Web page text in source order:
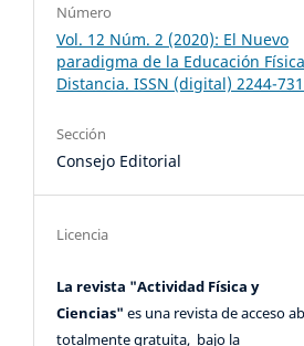
Número
Vol. 12 Núm. 2 (2020): El Nuevo
paradigma de la Educación
Distancia. ISSN (digital) 2244-
Sección
Consejo Editorial
Licencia
La revista "Actividad Física y
Ciencias"es una revista de acceso
totalmente gratuita, bajo la